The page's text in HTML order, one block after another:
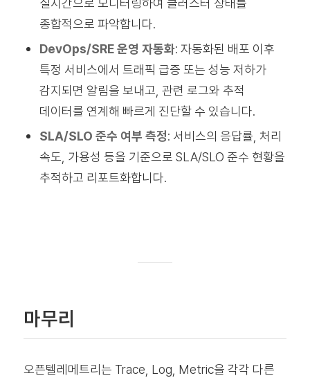
실시간으로 모니터링하여 클러스터 상태를
종합적으로 파악합니다.
DevOps/SRE 운영 자동화: 자동화된 배포 이후
특정 서비스에서 트래픽 급증 또는 성능 저하가
감지되면 알림을 보내고, 관련 로그와 추적
데이터를 연계해 빠르게 진단할 수 있습니다.
SLA/SLO 준수 여부 측정: 서비스의 응답률, 처리
속도, 가용성 등을 기준으로 SLA/SLO 준수 현황을
추적하고 리포트화합니다.
마무리
오픈텔레메트리는 Trace, Log, Metric을 각각 다른